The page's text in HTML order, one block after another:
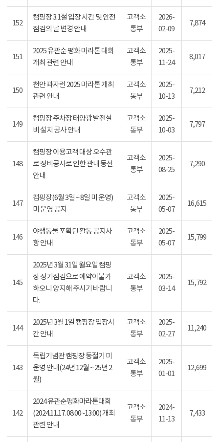
152
캠핑장 3.1절 입장 시간 및 안전
점검의 날 변경 안내
고객소
통부
2026-
02-09
7,874
151
2025 유관순 평화 마라톤 대회
개최 관련 안내
고객소
통부
2025-
11-24
8,017
150
천안 꽈자런 2025 마라톤 개최
관련 안내
고객소
통부
2025-
10-13
7,212
149
캠핑장 주차장 태양광 발전설
비 설치 공사 안내
고객소
통부
2025-
10-03
7,797
148
캠핑장 이용고객 대상 오수관
로 정비공사로 인한 관내 동선
안내
고객소
통부
2025-
08-25
7,290
147
캠핑장(6월 3일 ~ 8일 미 운영)
미 운영 공지
고객소
통부
2025-
05-07
16,615
146
야생동물 포획단 활동 공지사
항 안내
고객소
통부
2025-
05-07
15,799
145
2025년 3월 31일 월요일 캠핑
장 정기점검으로 예약이불가
하오니 양지해 주시기 바랍니
다.
고객소
통부
2025-
03-14
15,792
144
2025년 3월 1일 캠핑장 입장시
간 안내
고객소
통부
2025-
02-27
11,240
143
독립기념관 캠핑장 동절기 미
운영 안내(24년 12월 ~ 25년 2
월)
고객소
통부
2025-
01-01
12,699
142
2024 유관순평화마라톤대회
(2024.11.17. 08:00~13:00) 개최
관련 안내
고객소
통부
2024-
11-13
7,433